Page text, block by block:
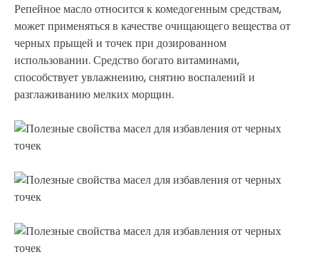
Репейное масло относится к комедогенным средствам,
может применяться в качестве очищающего вещества от
черных прыщей и точек при дозированном
использовании. Средство богато витаминами,
способствует увлажнению, снятию воспалений и
разглаживанию мелких морщин.